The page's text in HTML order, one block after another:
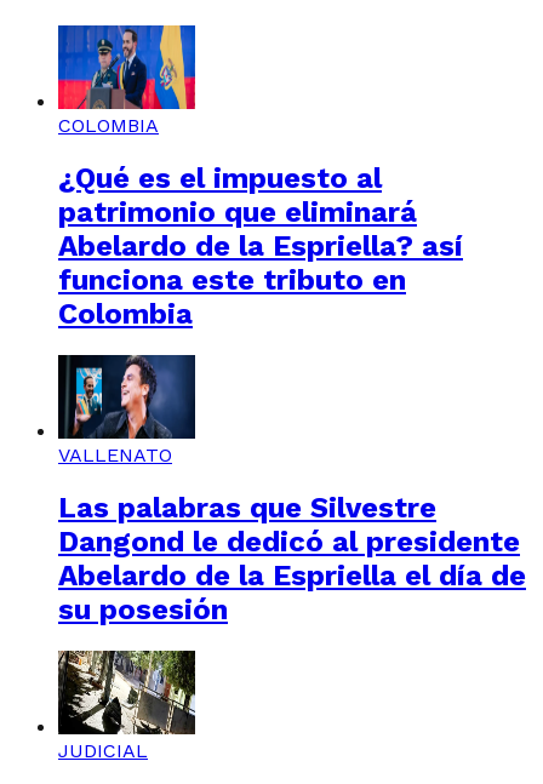
COLOMBIA
¿Qué es el impuesto al
patrimonio que eliminará
Abelardo de la Espriella? así
funciona este tributo en
Colombia
VALLENATO
Las palabras que Silvestre
Dangond le dedicó al presidente
Abelardo de la Espriella el día de
su posesión
JUDICIAL